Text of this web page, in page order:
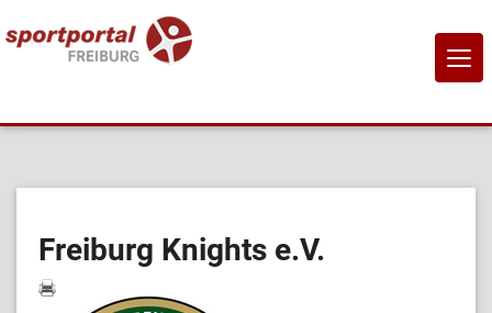
Sportanbietende
Freiburg Knights e.V.